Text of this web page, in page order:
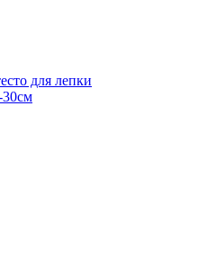
для лепки